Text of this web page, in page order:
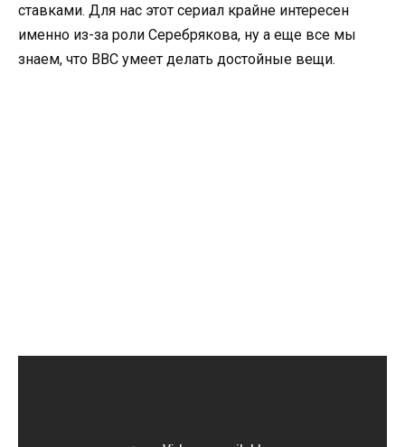
ставками. Для нас этот сериал крайне интересен
именно из-за роли Серебрякова, ну а еще все мы
знаем, что BBC умеет делать достойные вещи.